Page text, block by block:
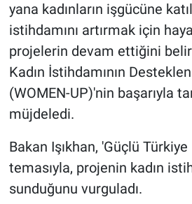
yana kadınların işgücüne
istihdamını artırmak için
projelerin devam ettiğini
Kadın İstihdamının
(WOMEN-UP)'nin başarıyla
müjdeledi.
Bakan Işıkhan, 'Güçlü
temasıyla, projenin kadın
sunduğunu vurguladı.
Bölge